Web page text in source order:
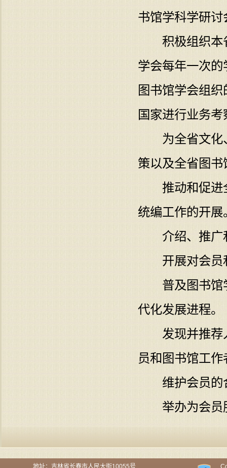
书馆学科学研
积极组织本省
学会每年一次
图书馆学会组
国家进行业务考
为全省文化、
策以及全省图
推动和促进全
统编工作的开展
介绍、推广
开展对会员和
普及图书馆学
代化发展进程。
发现并推荐人
员和图书馆工作
维护会员的合
举办为会员
地址：吉林省长春市人民大街10055号